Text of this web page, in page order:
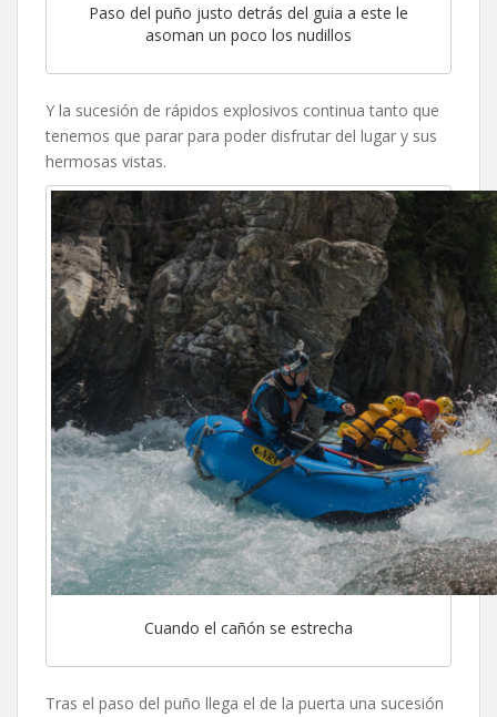
Paso del puño justo detrás del guia a este le
asoman un poco los nudillos
Y la sucesión de rápidos explosivos continua tanto que
tenemos que parar para poder disfrutar del lugar y sus
hermosas vistas.
Cuando el cañón se estrecha
Tras el paso del puño llega el de la puerta una sucesión